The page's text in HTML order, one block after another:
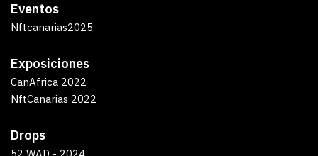
Eventos
Nftcanarias2025
Exposiciones
CanAfrica 2022
NftCanarias 2022
Drops